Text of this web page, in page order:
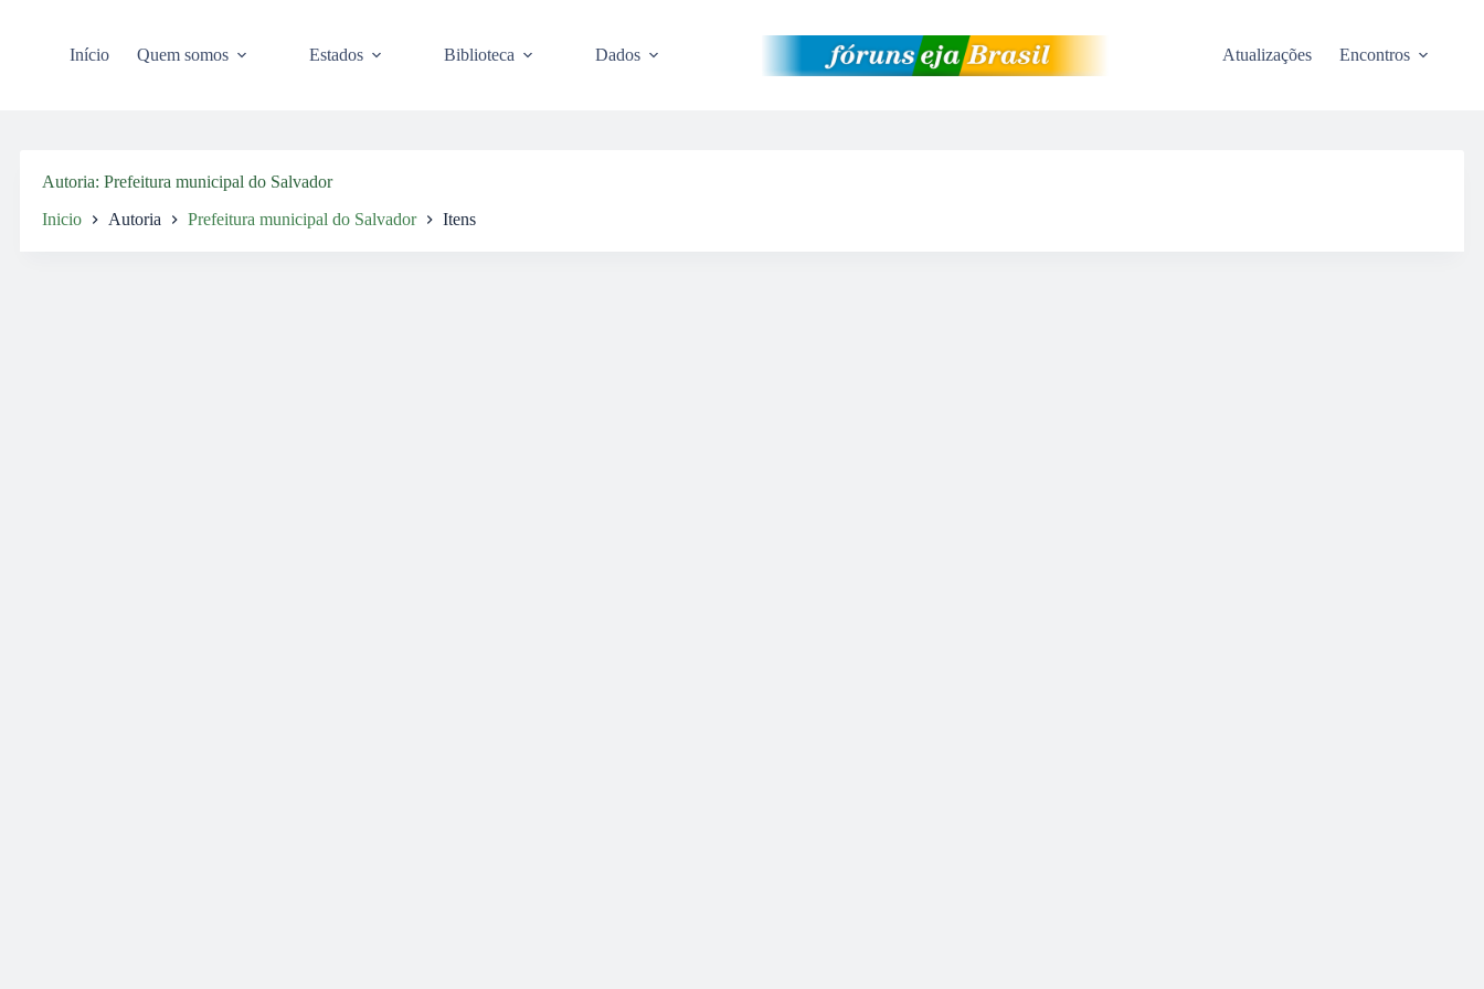
Início Quem somos Estados Biblioteca Dados Atualizações Encontros
Autoria Prefeitura municipal do Salvador
Inicio Autoria Prefeitura municipal do Salvador Itens